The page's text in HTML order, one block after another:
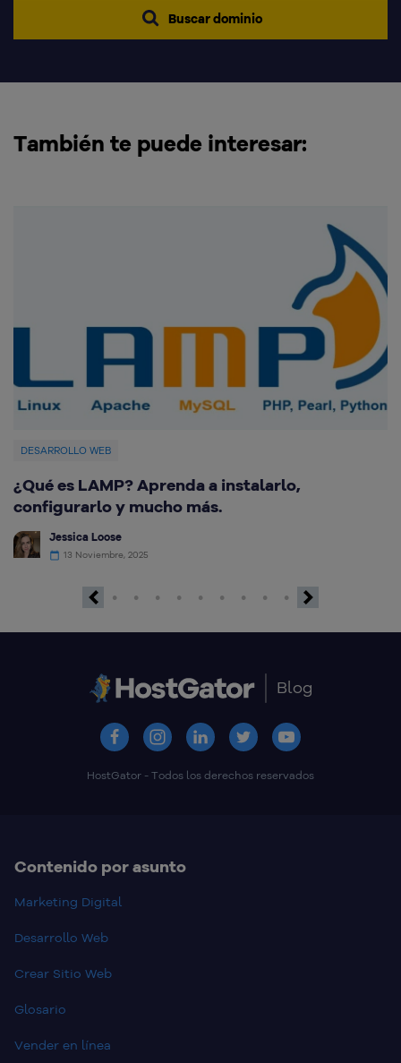
Buscar dominio
También te puede interesar:
DESARROLLO WEB
¿Qué es LAMP? Aprenda a instalarlo,
configurarlo y mucho más.
Jessica Loose
13 Noviembre, 2025
Blog
HostGator - Todos los derechos reservados
Contenido por asunto
Marketing Digital
Desarrollo Web
Crear Sitio Web
Glosario
Vender en línea